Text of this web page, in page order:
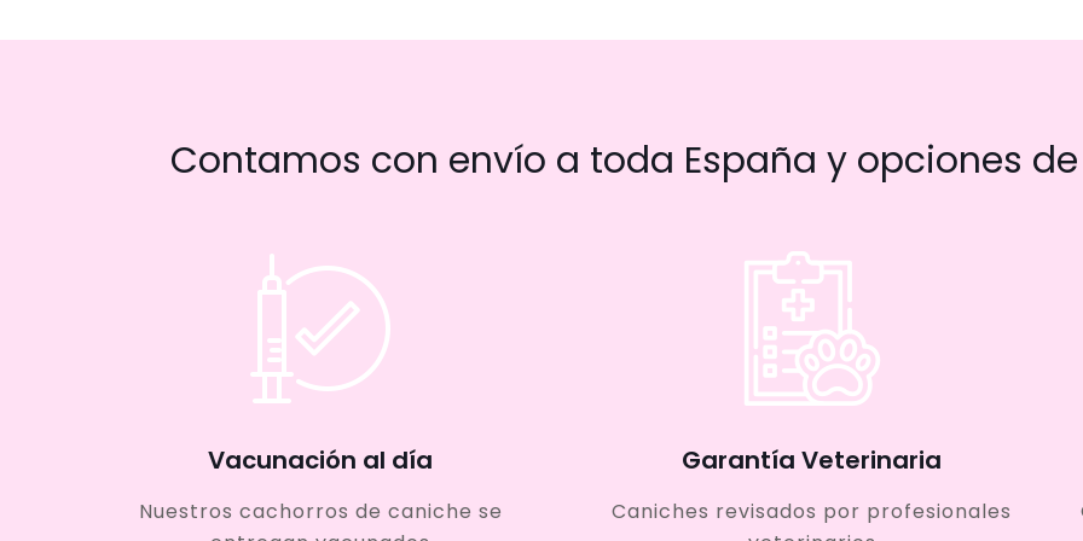
Contamos con envío a toda España y opciones
Vacunación al día
Nuestros cachorros de caniche se
Garantía Veterinaria
Caniches revisados por profesionales